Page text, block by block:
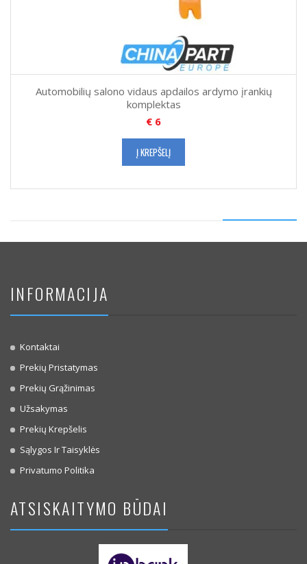
Automobilių salono vidaus apdailos ardymo įrankių
komplektas
€ 6
Į KREPŠELĮ
INFORMACIJA
Kontaktai
Prekių Pristatymas
Prekių Grąžinimas
Užsakymas
Prekių Krepšelis
Sąlygos Ir Taisyklės
Privatumo Politika
ATSISKAITYMO BŪDAI